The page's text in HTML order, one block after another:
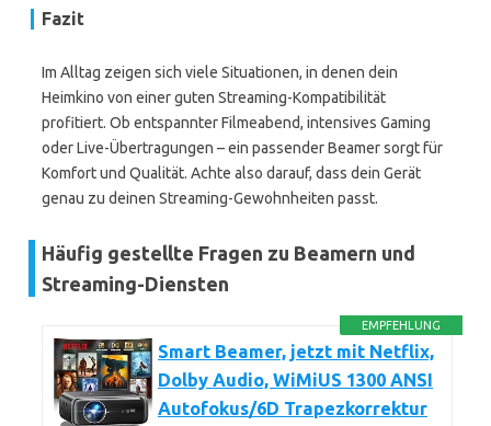
Fazit
Im Alltag zeigen sich viele Situationen, in denen dein
Heimkino von einer guten Streaming-Kompatibilität
profitiert. Ob entspannter Filmeabend, intensives Gaming
oder Live-Übertragungen – ein passender Beamer sorgt für
Komfort und Qualität. Achte also darauf, dass dein Gerät
genau zu deinen Streaming-Gewohnheiten passt.
Häufig gestellte Fragen zu Beamern und
Streaming-Diensten
EMPFEHLUNG
Smart Beamer, jetzt mit Netflix,
Dolby Audio, WiMiUS 1300 ANSI
Autofokus/6D Trapezkorrektur